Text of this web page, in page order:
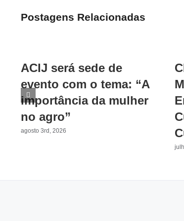
Postagens Relacionadas
ACIJ será sede de
evento com o tema: “A
importância da mulher
no agro”
agosto 3rd, 2026